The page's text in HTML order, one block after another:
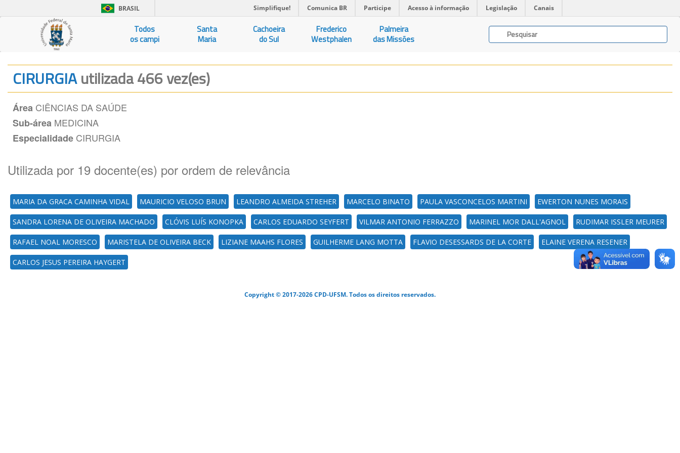
BRASIL Simplifique! Comunica BR Participe Acesso à informação Legislação Canais
Todos
os campi
Santa
Maria
Cachoeira
do Sul
Frederico
Westphalen
Palmeira
das Missões
CIRURGIAutilizada 466 vez(es)
Área CIÊNCIAS DA SAÚDE
Sub-área MEDICINA
Especialidade CIRURGIA
Utilizada por 19 docente(es) por ordem de relevância
MARIA DA GRACA CAMINHA VIDAL MAURICIO VELOSO BRUN LEANDRO ALMEIDA STREHER MARCELO BINATO PAULA VASCONCELOS MARTINI EWERTON NUNES MORAIS
SANDRA LORENA DE OLIVEIRA MACHADO CLÓVIS LUÍS KONOPKA CARLOS EDUARDO SEYFERT VILMAR ANTONIO FERRAZZO MARINEL MOR DALL'AGNOL RUDIMAR ISSLER MEURER
RAFAEL NOAL MORESCO MARISTELA DE OLIVEIRA BECK LIZIANE MAAHS FLORES GUILHERME LANG MOTTA FLAVIO DESESSARDS DE LA CORTE ELAINE VERENA RESENER
CARLOS JESUS PEREIRA HAYGERT
Copyright © 2017-2026 CPD-UFSM. Todos os direitos reservados.